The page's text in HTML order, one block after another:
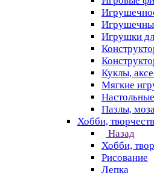
Игрушки
Куклы,
Мягкие
Пазлы,
Хобби,
Назад
Хобби,
Рисование
Лепка